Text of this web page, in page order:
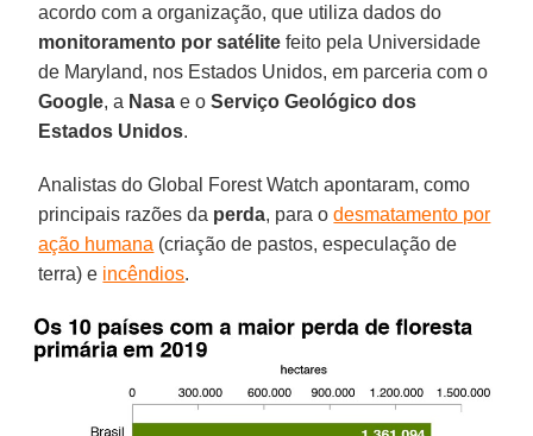
acordo com a organização, que utiliza dados do
monitoramento por satélite feito pela Universidade
de Maryland, nos Estados Unidos, em parceria com o
Google, a Nasa e oServiço Geológico dos
Estados Unidos.
Analistas do Global Forest Watch apontaram, como
principais razões da perda, para odesmatamento por
ação humana (criação de pastos, especulação de
terra) e incêndios.